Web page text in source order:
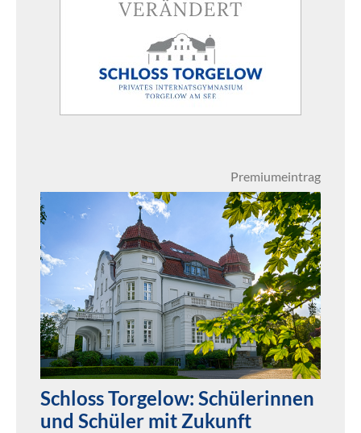
Premiumeintrag
Schloss Torgelow: Schülerinnen
und Schüler mit Zukunft